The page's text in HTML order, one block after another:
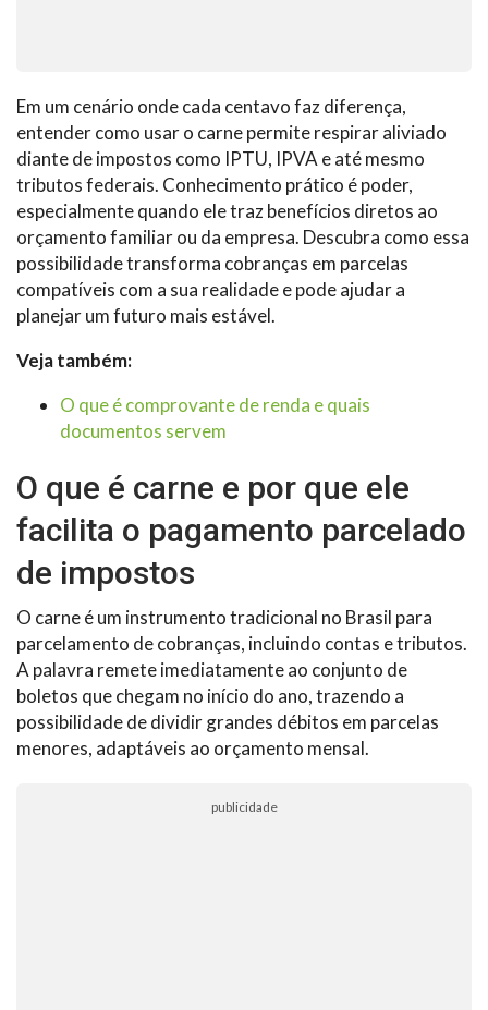
Em um cenário onde cada centavo faz diferença,
entender como usar o carne permite respirar aliviado
diante de impostos como IPTU, IPVA e até mesmo
tributos federais. Conhecimento prático é poder,
especialmente quando ele traz benefícios diretos ao
orçamento familiar ou da empresa. Descubra como essa
possibilidade transforma cobranças em parcelas
compatíveis com a sua realidade e pode ajudar a
planejar um futuro mais estável.
Veja também:
O que é comprovante de renda e quais
documentos servem
O que é carne e por que ele
facilita o pagamento parcelado
de impostos
O carne é um instrumento tradicional no Brasil para
parcelamento de cobranças, incluindo contas e tributos.
A palavra remete imediatamente ao conjunto de
boletos que chegam no início do ano, trazendo a
possibilidade de dividir grandes débitos em parcelas
menores, adaptáveis ao orçamento mensal.
publicidade